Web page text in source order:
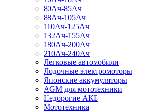
80Ач-85Ач
88Ач-105Ач
110Ач-125Ач
132Ач-155Ач
180Ач-200Ач
210Ач-240Ач
Легковые автомобили
Лодочные электромоторы
Японские аккумуляторы
AGM для мототехники
Недорогие АКБ
Мототехника